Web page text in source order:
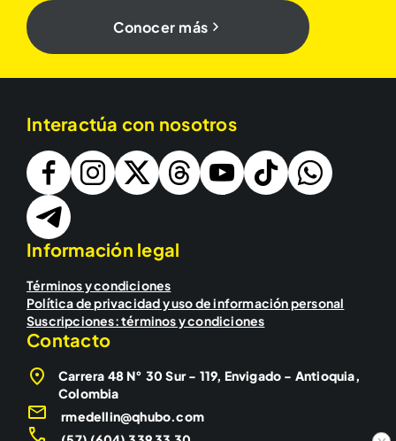
Conocer más
Interactúa con nosotros
Información legal
Términos y condiciones
Política de privacidad y uso de información personal
Suscripciones: términos y condiciones
Contacto
Carrera 48 N° 30 Sur - 119, Envigado - Antioquia,
Colombia
rmedellin@qhubo.com